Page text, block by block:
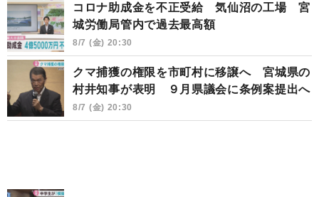
コロナ助成金を不正受給 気仙沼の工場 宮
城労働局管内で過去最高額
8/7 (金) 20:30
クマ捕獲の権限を市町村に移譲へ 宮城県の
村井知事が表明 ９月県議会に条例案提出へ
8/7 (金) 20:30